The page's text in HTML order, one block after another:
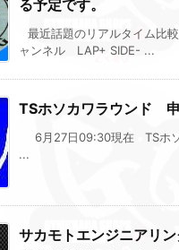
る予定です。
最近話題のリアルタイム比
ャンネル LAP+ SIDE- ...
TSホソカワラウンド
6月27日09:30現在 TSホ
...
サカモトエンジニアリ